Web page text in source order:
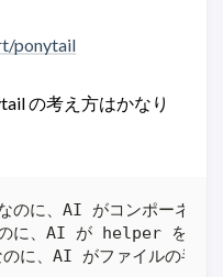
ponytail
の考え方はかなり